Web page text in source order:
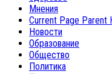
Мнения
Current Page Parent
Новости
Образование
Общество
Политика